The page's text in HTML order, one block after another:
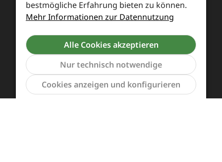
Zahlung und Versand
Widerrufsrecht und Rücksendung
Kontakt
Händleranfragen
Cookie-Voreinstellungen
bestmögliche Erfahrung bieten zu können.
Mehr Informationen zur Datennutzung
Alle Cookies akzeptieren
Nur technisch notwendige
Cookies anzeigen und konfigurieren